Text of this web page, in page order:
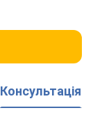
Консультація